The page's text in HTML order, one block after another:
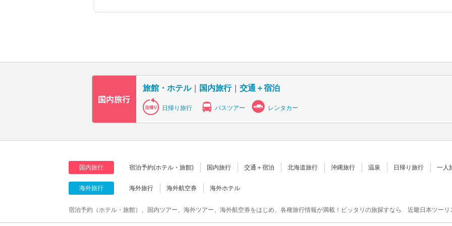
旅館・ホテル｜ 国内旅行｜ 交通＋宿泊
日帰り旅行 バスツアー レンタカー
国内旅行 宿泊予約(ホテル・旅館) 国内旅行 交通＋宿泊 北海道旅行 沖縄旅行 温泉 日帰り旅行 一人
海外旅行 海外旅行 海外航空券 海外ホテル
宿泊予約（ホテル・旅館）、国内ツアー、海外ツアー、海外航空券をはじめ、各種旅行情報が満載！ピッタリの旅探すなら 近畿日本ツーリ